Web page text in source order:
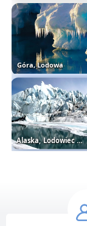
Góra, Lodowa
Alaska, Lodowiec Matanuska, Morze